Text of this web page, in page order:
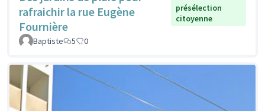
rafraichir la rue Eugène
Fournière
présélection
citoyenne
Baptiste 5 0